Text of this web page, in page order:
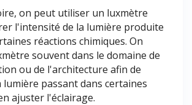
on peut utiliser un luxmètre
l'intensité de la lumière produite
réactions chimiques. On
souvent dans le domaine de
ou de l'architecture afin de
passant dans certaines
ajuster l'éclairage.